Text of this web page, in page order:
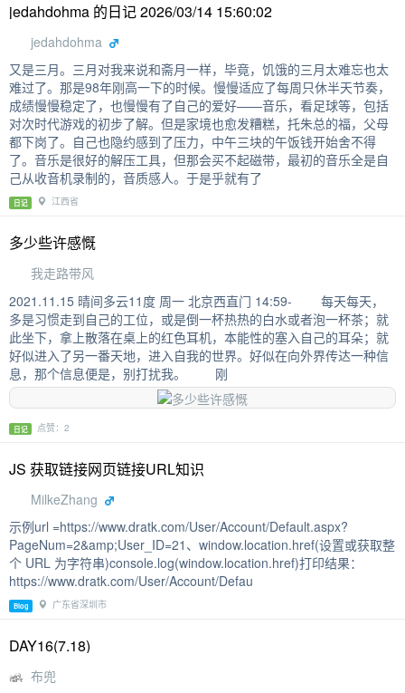
jedahdohma 的日记 2026/03/14 15:60:02
jedahdohma
又是三月。三月对我来说和斋月一样，毕竟，饥饿的三月太难忘也太
难过了。那是98年刚高一下的时候。慢慢适应了每周只休半天节奏，
成绩慢慢稳定了，也慢慢有了自己的爱好——音乐，看足球等，包括
对次时代游戏的初步了解。但是家境也愈发糟糕，托朱总的福，父母
都下岗了。自己也隐约感到了压力，中午三块的午饭钱开始舍不得
了。音乐是很好的解压工具，但那会买不起磁带，最初的音乐全是自
己从收音机录制的，音质感人。于是乎就有了
日记 江西省
多少些许感慨
我走路带风
2021.11.15 晴间多云11度 周一 北京西直门 14:59- 每天每天，
多是习惯走到自己的工位，或是倒一杯热热的白水或者泡一杯茶；就
此坐下，拿上散落在桌上的红色耳机，本能性的塞入自己的耳朵；就
好似进入了另一番天地，进入自我的世界。好似在向外界传达一种信
息，那个信息便是，别打扰我。 刚
日记 点赞：2
JS 获取链接网页链接URL知识
MilkeZhang
示例url =https://www.dratk.com/User/Account/Default.aspx?
PageNum=2&amp;User_ID=21、window.location.href(设置或获取整
个 URL 为字符串)console.log(window.location.href)打印结果：
https://www.dratk.com/User/Account/Defau
Blog 广东省深圳市
DAY16(7.18)
布兜